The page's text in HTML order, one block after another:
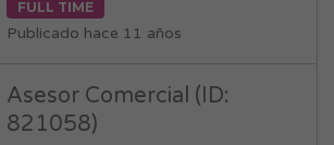
FULL TIME
Publicado hace 11 años
Asesor Comercial (ID:
821058)